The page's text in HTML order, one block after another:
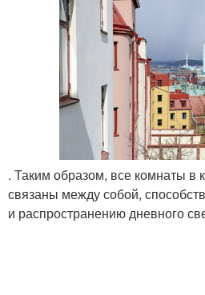
. Таким образом, все комнаты в
связаны между собой,
и распространению дневного